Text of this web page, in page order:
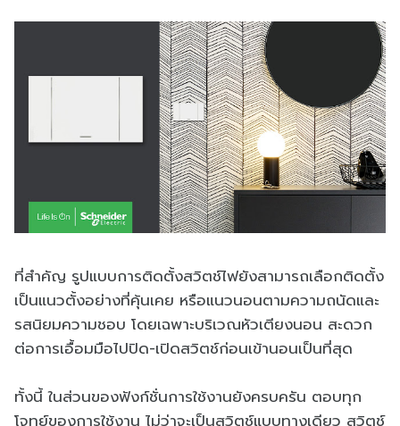
ที่สำคัญ รูปแบบการติดตั้งสวิตช์ไฟยังสามารถเลือกติดตั้ง
เป็นแนวตั้งอย่างที่คุ้นเคย หรือแนวนอนตามความถนัดและ
รสนิยมความชอบ โดยเฉพาะบริเวณหัวเตียงนอน สะดวก
ต่อการเอื้อมมือไปปิด-เปิดสวิตช์ก่อนเข้านอนเป็นที่สุด
ทั้งนี้ ในส่วนของฟังก์ชั่นการใช้งานยังครบครัน ตอบทุก
โจทย์ของการใช้งาน ไม่ว่าจะเป็นสวิตช์แบบทางเดียว สวิตช์